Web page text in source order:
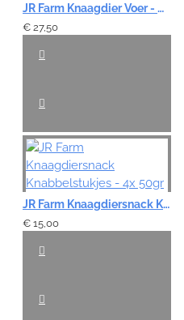
Waardering:
Slecht
JR Farm Knaagdier Voer - Boerderij tuin 6x150gr
€ 27,50
JR Farm Knaagdiersnack Knabbelstukjes - 4x 50gr
€ 15,00